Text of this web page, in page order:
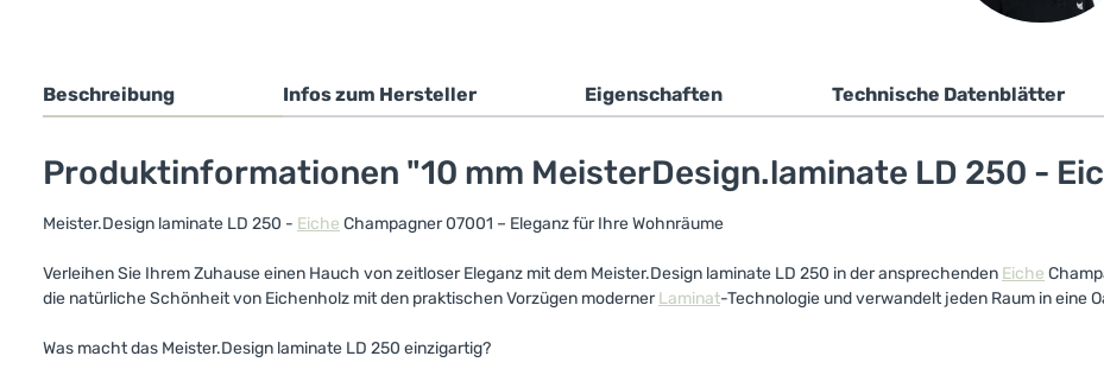
Beschreibung Infos zum Hersteller Eigenschaften Technische Datenblätter
Produktinformationen "10 mm MeisterDesign.laminate LD 250 -
Meister.Design laminate LD 250 - Eiche Champagner 07001 – Eleganz für Ihre Wohnräume
Verleihen Sie Ihrem Zuhause einen Hauch von zeitloser Eleganz mit dem Meister.Design laminate LD 250 in der ansprechenden Eiche
die natürliche Schönheit von Eichenholz mit den praktischen Vorzügen modernerLaminat-Technologie und verwandelt jeden Raum in eine
Was macht das Meister.Design laminate LD 250 einzigartig?